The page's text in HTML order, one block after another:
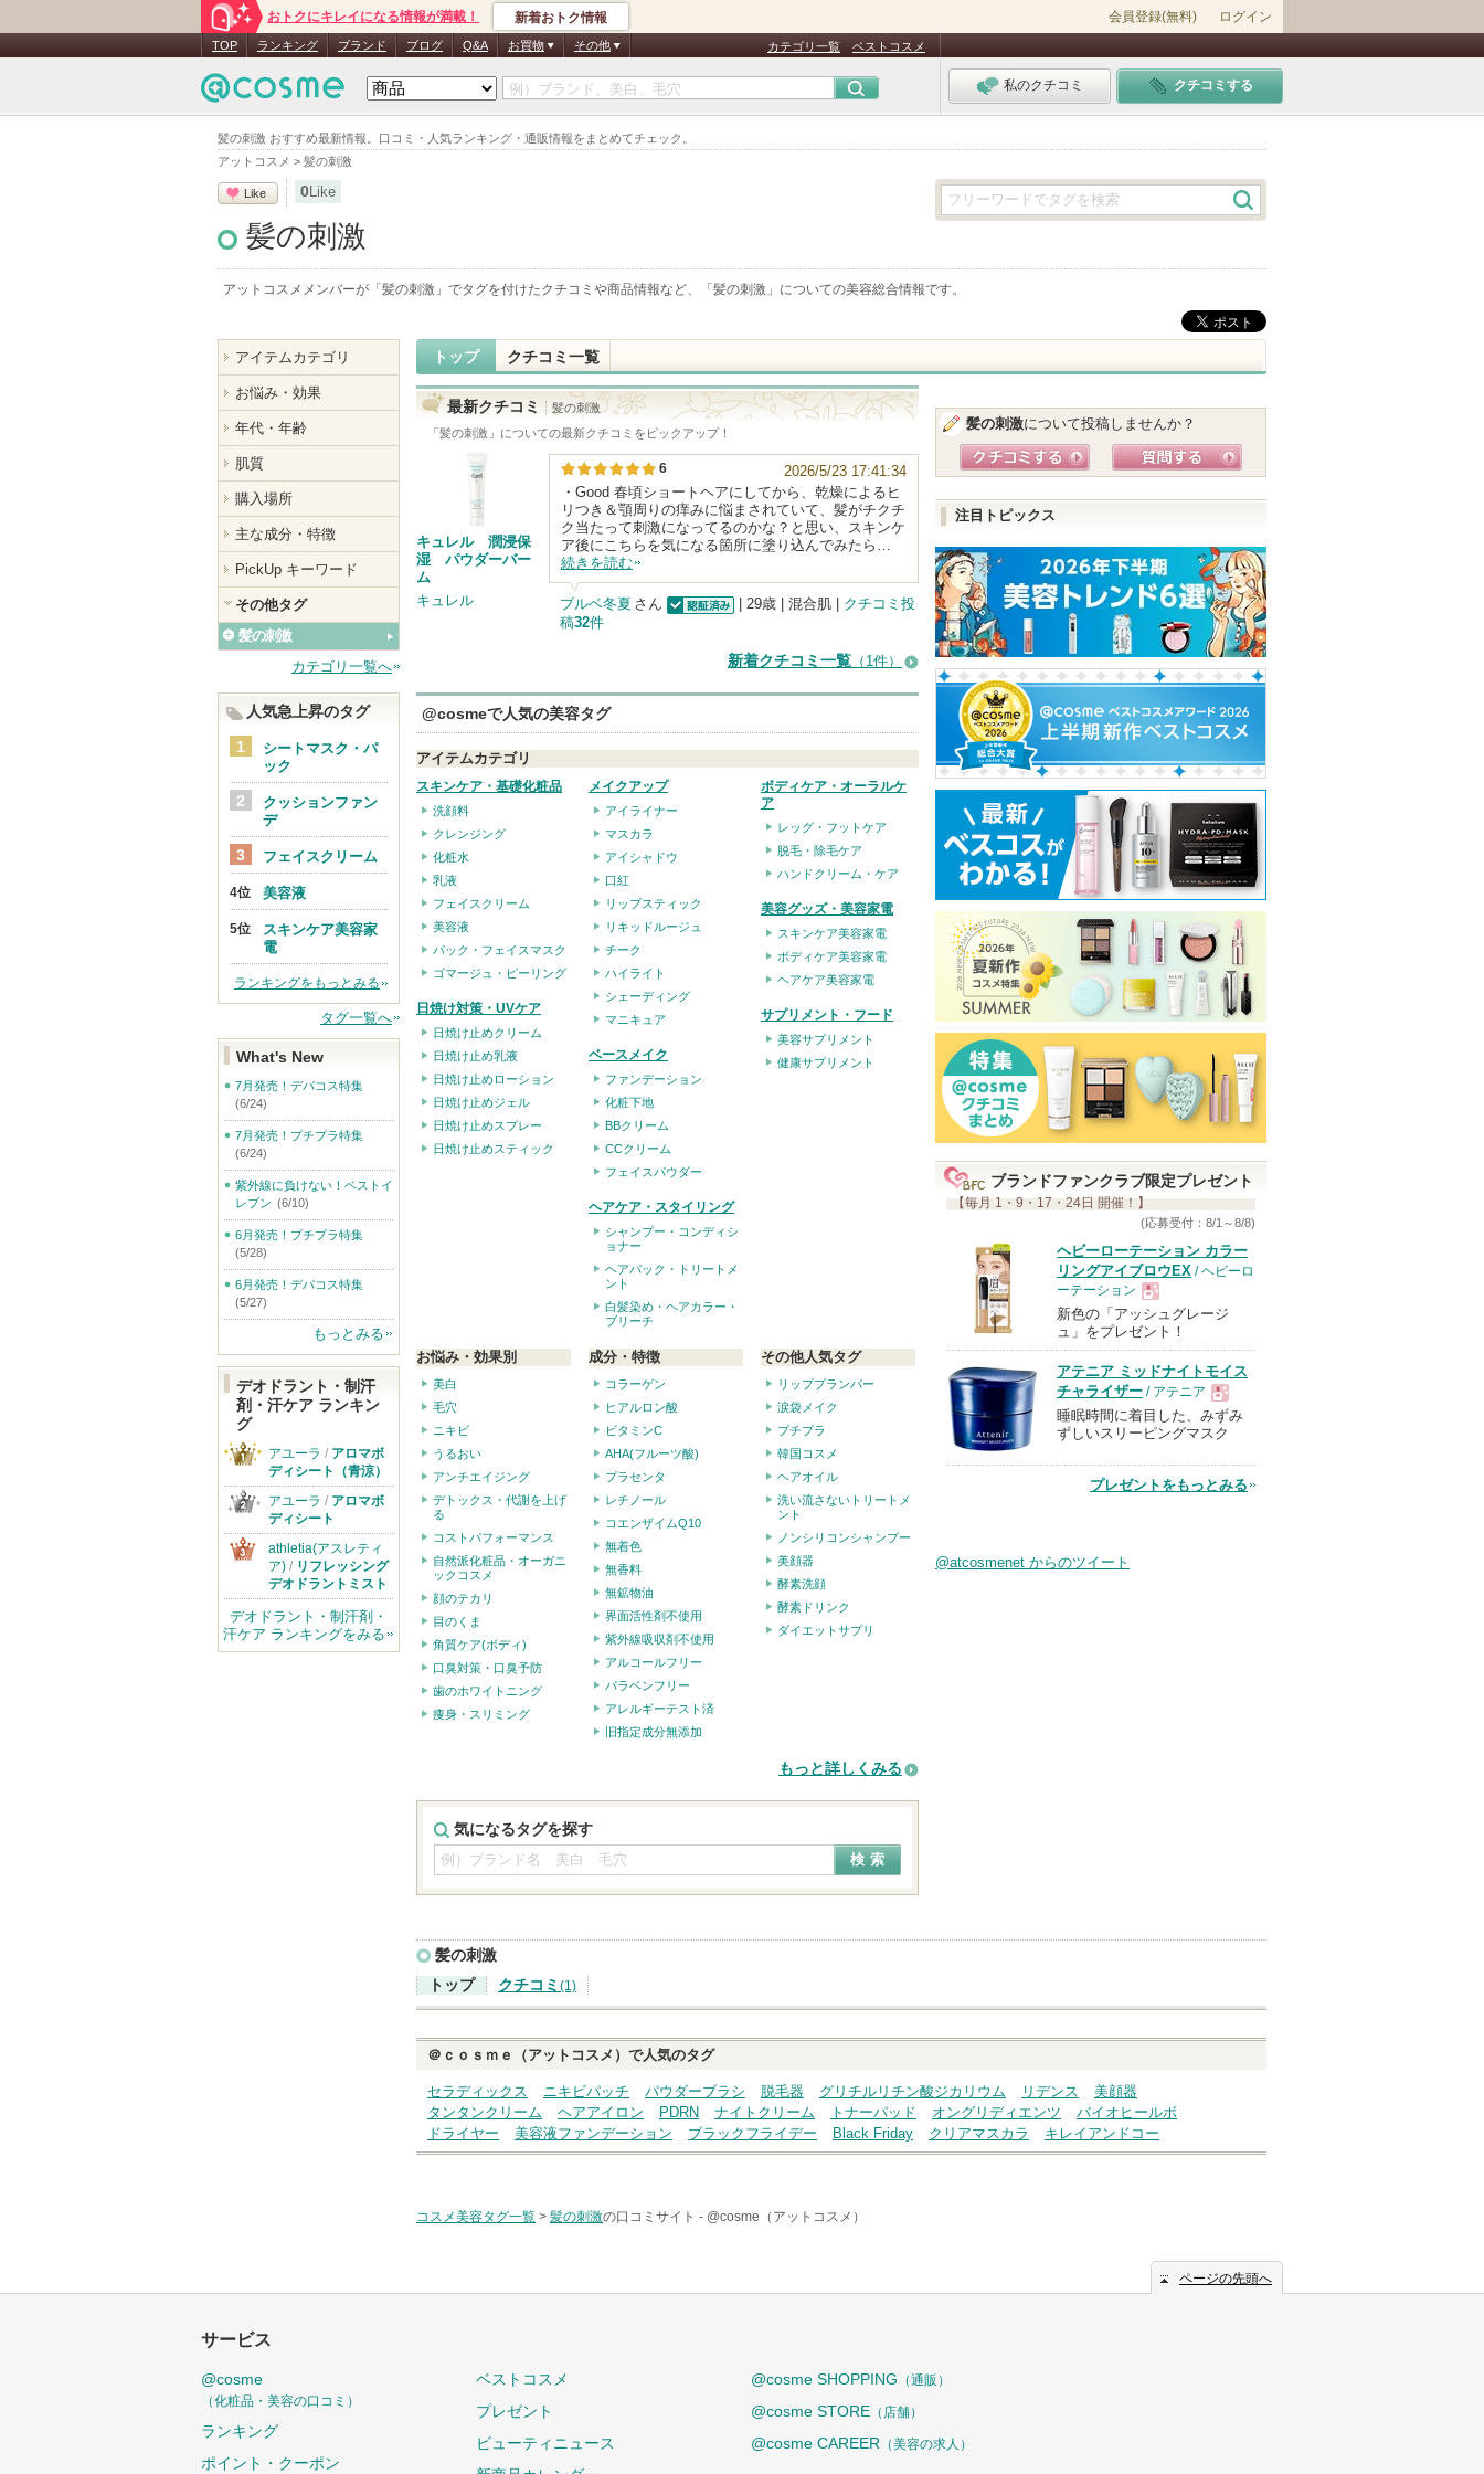
髪の刺激 おすすめ最新情報。口コミ・人気ランキング・通販情報をまとめてチェック。
アットコスメ > 髪の刺激
おトクにキレイになる情報が満載！ 新着おトク情報 会員登録(無料) ログイン
TOP ランキング ブランド ブログ Q&A お買物 その他 カテゴリ一覧 ベストコスメ
私のクチコミ クチコミする
Like 0Like
髪の刺激
アットコスメメンバーが「 髪の刺激 」でタグを付けたクチコミや商品情報など、「 髪の刺激 」についての美容総合情報です。
トップ クチコミ一覧
最新クチコミ
髪の刺激
「髪の刺激 」についての最新クチコミをピックアップ！
キュレル 潤浸保
湿 パウダーバー
ム
キュレル
6
2026/5/23 17:41:34
・Good 春頃ショートヘアにしてから、乾燥によるヒ
リつき＆顎周りの痒みに悩まされていて、髪がチクチ
ク当たって刺激になってるのかな？と思い、スキンケ
ア後にこちらを気になる箇所に塗り込んでみたら…
続きを読む
ブルベ冬夏 さん
| 29歳 | 混合肌 | クチコミ投
稿32件
新着クチコミ一覧 （1件）
@cosmeで人気の美容タグ
アイテムカテゴリ
スキンケア・基礎化粧品
洗顔料
クレンジング
化粧水
乳液
フェイスクリーム
美容液
パック・フェイスマスク
ゴマージュ・ピーリング
日焼け対策・UVケア
日焼け止めクリーム
日焼け止め乳液
日焼け止めローション
日焼け止めジェル
日焼け止めスプレー
日焼け止めスティック
メイクアップ
アイライナー
マスカラ
アイシャドウ
口紅
リップスティック
リキッドルージュ
チーク
ハイライト
シェーディング
マニキュア
ベースメイク
ファンデーション
化粧下地
BBクリーム
CCクリーム
フェイスパウダー
ヘアケア・スタイリング
シャンプー・コンディシ
ョナー
ヘアパック・トリートメ
ント
白髪染め・ヘアカラー・
ブリーチ
ボディケア・オーラルケ
ア
レッグ・フットケア
脱毛・除毛ケア
ハンドクリーム・ケア
美容グッズ・美容家電
スキンケア美容家電
ボディケア美容家電
ヘアケア美容家電
サプリメント・フード
美容サプリメント
健康サプリメント
お悩み・効果別
美白
毛穴
ニキビ
うるおい
アンチエイジング
デトックス・代謝を上げ
る
コストパフォーマンス
自然派化粧品・オーガニ
ックコスメ
顔のテカリ
目のくま
角質ケア(ボディ)
口臭対策・口臭予防
歯のホワイトニング
痩身・スリミング
成分・特徴
コラーゲン
ヒアルロン酸
ビタミンC
AHA(フルーツ酸)
プラセンタ
レチノール
コエンザイムQ10
無着色
無香料
無鉱物油
界面活性剤不使用
紫外線吸収剤不使用
アルコールフリー
パラベンフリー
アレルギーテスト済
旧指定成分無添加
その他人気タグ
リッププランパー
涙袋メイク
プチプラ
韓国コスメ
ヘアオイル
洗い流さないトリートメ
ント
ノンシリコンシャンプー
美顔器
酵素洗顔
酵素ドリンク
ダイエットサプリ
もっと詳しくみる
気になるタグを探す
髪の刺激について投稿しませんか？
注目トピックス
ブランドファンクラブ限定プレゼント
【毎月 1・9・17・24日 開催！】
(応募受付：8/1～8/8)
ヘビーローテーション カラー
リングアイブロウEX / ヘビーロ
ーテーション
現
品
新色の「アッシュグレージ
ュ」をプレゼント！
アテニア ミッドナイトモイス
チャライザー / アテニア
現
品
睡眠時間に着目した、みずみ
ずしいスリーピングマスク
プレゼントをもっとみる
@atcosmenet からのツイート
髪の刺激
トップ
クチコミ (1)
＠ｃｏｓｍｅ（アットコスメ）で人気のタグ
セラディックス ニキビパッチ パウダーブラシ 脱毛器 グリチルリチン酸ジカリウム リデンス
美顔器
タンタンクリーム
ヘアアイロン PDRN ナイトクリーム トナーパッド オングリディエンツ
バイオヒールボ
ドライヤー
美容液ファンデーション ブラックフライデー Black Friday クリアマスカラ キレイアンドコー
コスメ美容タグ一覧 > 髪の刺激の口コミサイト - @cosme（アットコスメ）
アイテムカテゴリ
お悩み・効果
年代・年齢
肌質
購入場所
主な成分・特徴
PickUp キーワード
その他タグ
髪の刺激
カテゴリ一覧へ
人気急上昇のタグ
シートマスク・パ
ック
クッションファン
デ
フェイスクリーム
美容液
スキンケア美容家
電
ランキングをもっとみる
タグ一覧へ
What's New
7月発売！デパコス特集
(6/24)
7月発売！プチプラ特集
(6/24)
紫外線に負けない！ベストイ
レブン (6/10)
6月発売！プチプラ特集
(5/28)
6月発売！デパコス特集
(5/27)
もっとみる
デオドラント・制汗
剤・汗ケア ランキン
グ
アユーラ / アロマボ
ディシート（青涼）
アユーラ / アロマボ
ディシート
athletia(アスレティ
ア) / リフレッシング
デオドラントミスト
デオドラント・制汗剤・
汗ケア ランキングをみる
ページの先頭へ
サービス
@cosme
（化粧品・美容の口コミ）
ランキング
ポイント・クーポン
ベストコスメ
プレゼント
ビューティニュース
@cosme SHOPPING （通販）
@cosme STORE （店舗）
@cosme CAREER （美容の求人）